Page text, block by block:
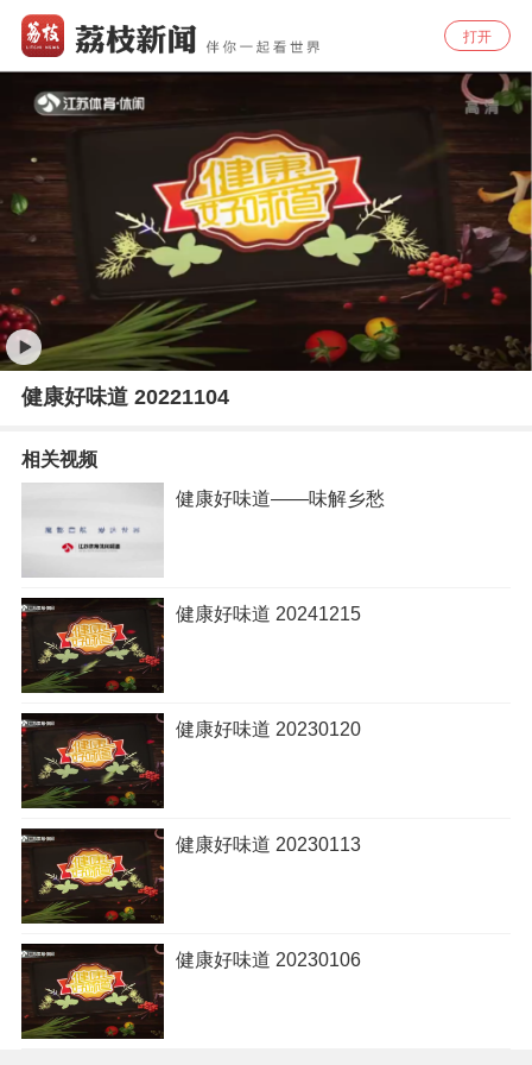
打开
健康好味道 20221104
相关视频
健康好味道——味解乡愁
健康好味道 20241215
健康好味道 20230120
健康好味道 20230113
健康好味道 20230106